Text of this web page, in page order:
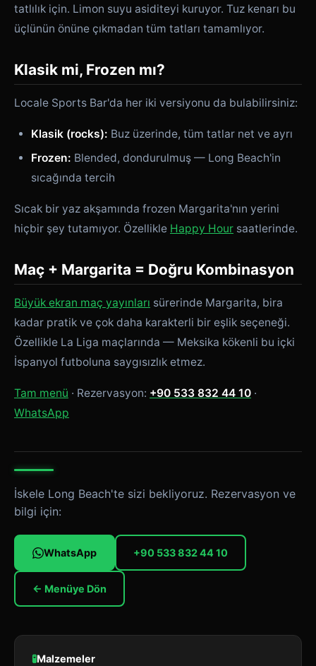
tatlılık için. Limon suyu asiditeyi kuruyor. Tuz kenarı bu
üçlünün önüne çıkmadan tüm tatları tamamlıyor.
Klasik mi, Frozen mı?
Locale Sports Bar'da her iki versiyonu da bulabilirsiniz:
Klasik (rocks): Buz üzerinde, tüm tatlar net ve ayrı
Frozen: Blended, dondurulmuş — Long Beach'in
sıcağında tercih
Sıcak bir yaz akşamında frozen Margarita'nın yerini
hiçbir şey tutamıyor. Özellikle Happy Hour saatlerinde.
Maç + Margarita = Doğru Kombinasyon
Büyük ekran maç yayınları sürerinde Margarita, bira
kadar pratik ve çok daha karakterli bir eşlik seçeneği.
Özellikle La Liga maçlarında — Meksika kökenli bu içki
İspanyol futboluna saygısızlık etmez.
Tam menü · Rezervasyon: +90 533 832 44 10 ·
WhatsApp
İskele Long Beach'te sizi bekliyoruz. Rezervasyon ve
bilgi için:
WhatsApp +90 533 832 44 10
← Menüye Dön
🧪Malzemeler